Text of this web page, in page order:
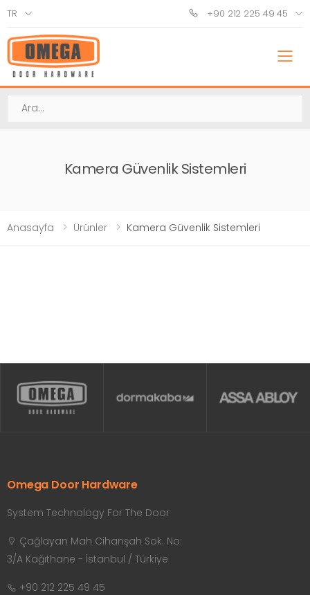
TR +90 212 225 49 45
Ara
Kamera Güvenlik Sistemleri
Anasayfa Ürünler Kamera Güvenlik Sistemleri
Omega Door Hardware
System Technology For The Door
Çağlayan Mah Cihanşah Sok. No:
3/A Kağıthane - İstanbul / Türkiye
+90 212 225 49 45